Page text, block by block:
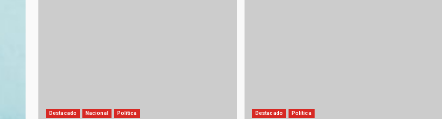
Destacado Nacional Política Destacado Política